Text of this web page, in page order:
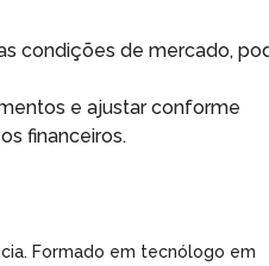
condições de mercado,
e ajustar conforme
financeiros.
Formado em tecnólogo em